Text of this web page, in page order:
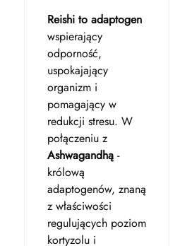
Reishi to adaptogen
wspierający
odporność,
uspokajający
organizm i
pomagający w
redukcji stresu. W
połączeniu z
Ashwagandhą-
królową
adaptogenów, znaną
z właściwości
regulujących poziom
kortyzolu i